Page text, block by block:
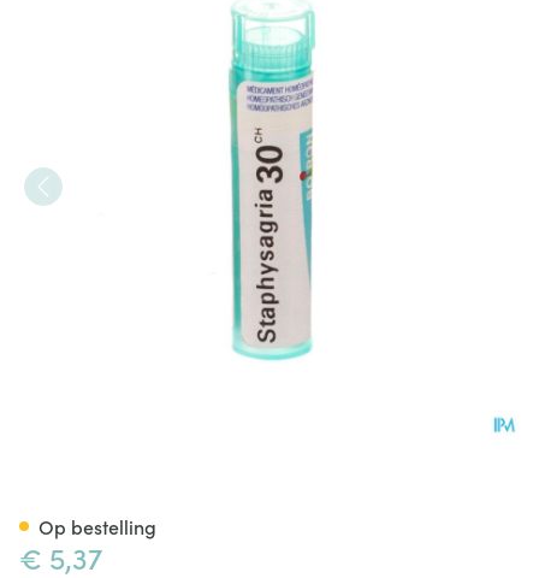
€ 5,37
Op bestelling